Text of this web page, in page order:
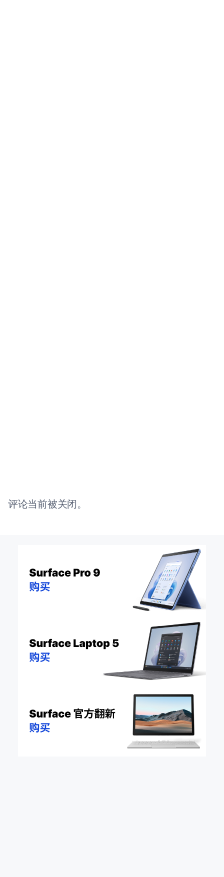
评论当前被关闭。